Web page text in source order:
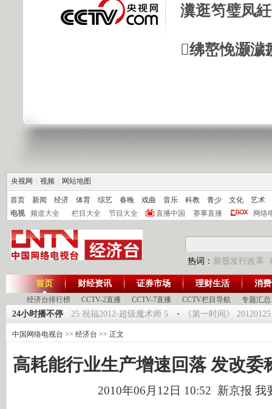
瀵逛笉璧凤
绋嶅悗灏
央视网 视频 网站地图
首页 新闻 经济 体育 综艺 春晚 戏曲 音乐 科教 青少 文化
艺术
电视
频道大全 栏目大全 节目大全 直播中国 赛事直播 网络
热词： 新股发行改革
首页
经济台排行榜 CCTV-2直播 CCTV-7直播 CCTV栏目导航 专题汇总
财经资讯 证券市场 理财生活 消
24小时播不停
球驿站》20120125 祝福2012-超级魔术师 5 《第一时间》 20120125
中国网络电视台 >> 经济台 >> 正文
高耗能行业生产增速回落 发改委
2010年06月12日 10:52 新京报 我